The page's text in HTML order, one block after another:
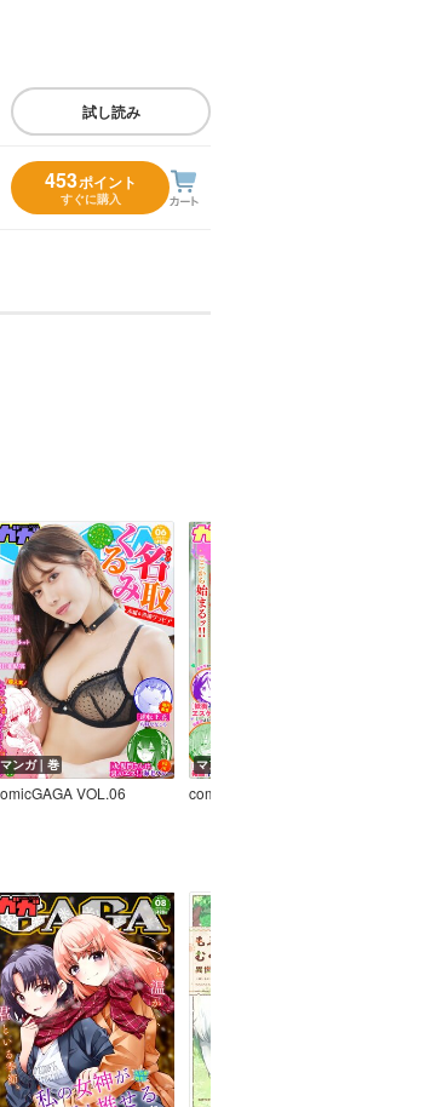
試し読み
453ポイント
すぐに購入
マンガ｜巻
VOL.06
マンガ｜巻
comicGAGA VOL.05